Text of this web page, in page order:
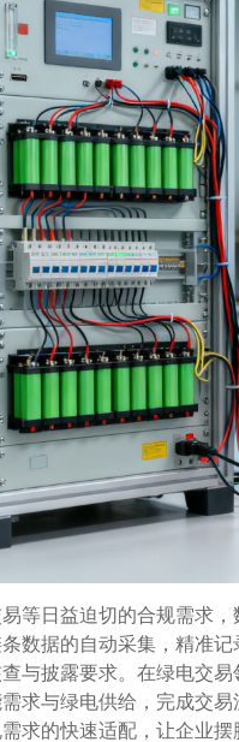
等日益迫切的合规需求
数据的自动采集，精准
与披露要求。在绿电交
求与绿电供给，完成交
求的快速适配，让企业